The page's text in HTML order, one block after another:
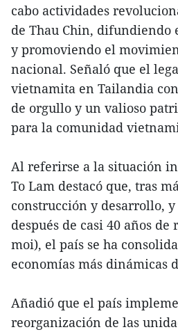
cabo actividades
de Thau Chin,
y promoviendo el
nacional. Señaló que el
vietnamita en Tailandia
de orgullo y un valioso
para la comunidad
Al referirse a la situación
To Lam destacó que, tras
construcción y desarrollo,
después de casi 40 años de
moi), el país se ha
economías más dinámicas
Añadió que el país
reorganización de las